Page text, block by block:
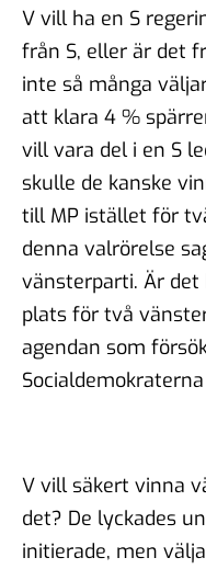
V vill ha en S
från S, eller är det
inte så många
att klara 4 %
vill vara del i en S
skulle de kanske
till MP istället för
denna valrörelse
vänsterparti. Är
plats för två
agendan som
V vill säkert vinna
det? De lyckades
initierade, men